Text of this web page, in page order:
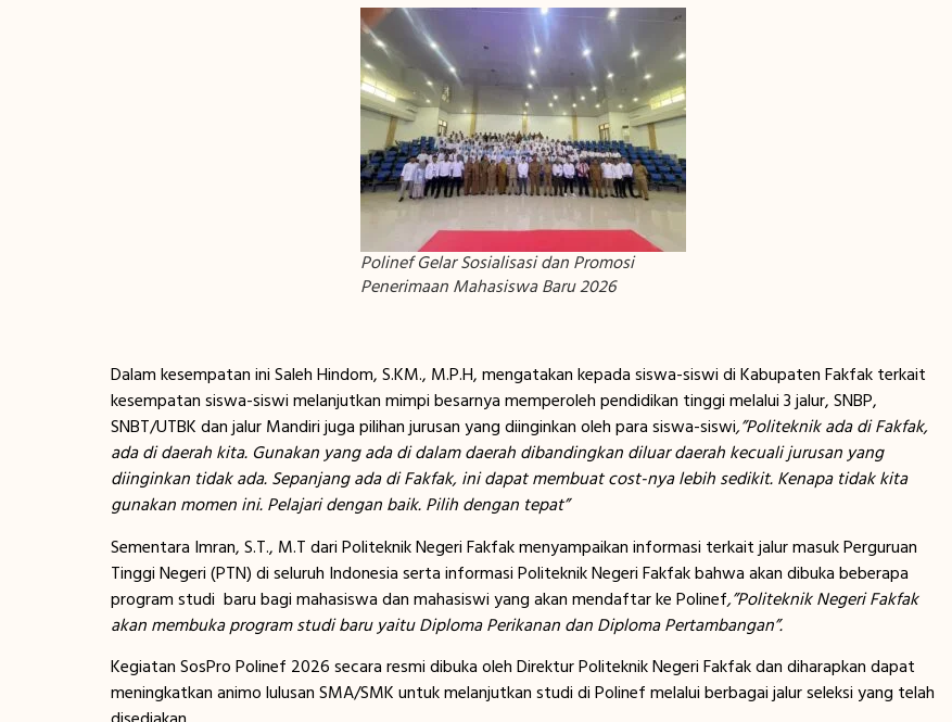
Polinef Gelar Sosialisasi dan Promosi
Penerimaan Mahasiswa Baru 2026
Dalam kesempatan ini Saleh Hindom, S.KM., M.P.H, mengatakan kepada siswa-siswi di Kabupaten Fakfak terkait
kesempatan siswa-siswi melanjutkan mimpi besarnya memperoleh pendidikan tinggi melalui 3 jalur, SNBP,
SNBT/UTBK dan jalur Mandiri juga pilihan jurusan yang diinginkan oleh para siswa-siswi,”Politeknik ada di Fakfak,
ada di daerah kita. Gunakan yang ada di dalam daerah dibandingkan diluar daerah kecuali jurusan yang
diinginkan tidak ada. Sepanjang ada di Fakfak, ini dapat membuat cost-nya lebih sedikit. Kenapa tidak kita
gunakan momen ini. Pelajari dengan baik. Pilih dengan tepat”
Sementara Imran, S.T., M.T dari Politeknik Negeri Fakfak menyampaikan informasi terkait jalur masuk Perguruan
Tinggi Negeri (PTN) di seluruh Indonesia serta informasi Politeknik Negeri Fakfak bahwa akan dibuka beberapa
program studi baru bagi mahasiswa dan mahasiswi yang akan mendaftar ke Polinef,”Politeknik Negeri Fakfak
akan membuka program studi baru yaitu Diploma Perikanan dan Diploma Pertambangan”.
Kegiatan SosPro Polinef 2026 secara resmi dibuka oleh Direktur Politeknik Negeri Fakfak dan diharapkan dapat
meningkatkan animo lulusan SMA/SMK untuk melanjutkan studi di Polinef melalui berbagai jalur seleksi yang telah